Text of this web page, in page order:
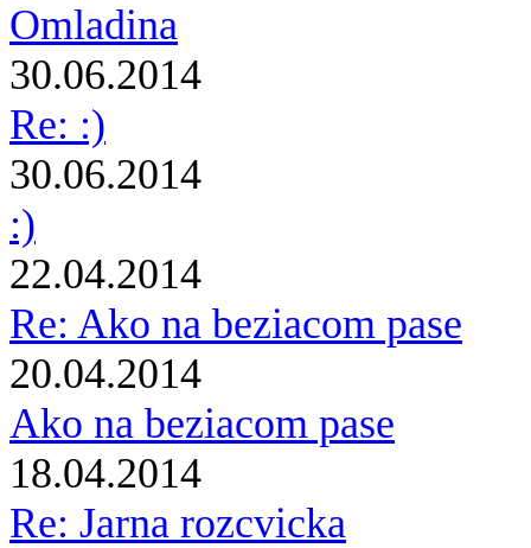
Omladina
30.06.2014
Re: :)
30.06.2014
:)
22.04.2014
Re: Ako na beziacom pase
20.04.2014
Ako na beziacom pase
18.04.2014
Re: Jarna rozcvicka